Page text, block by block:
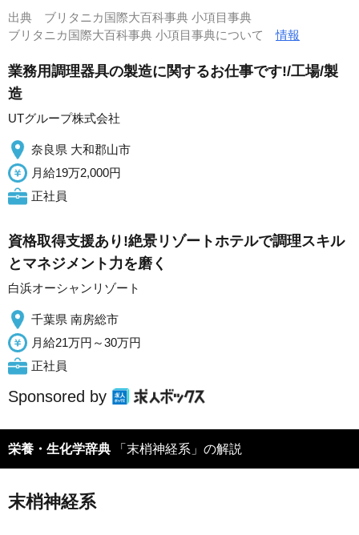
出典 ブリタニカ国際大百科事典 小項目事典
ブリタニカ国際大百科事典 小項目事典について情報
業務用調理器具の製造に関するお仕事です!/工場/製
造
UTグループ株式会社
奈良県 大和郡山市
月給19万2,000円
正社員
資格取得支援あり!絶景リゾートホテルで調理スキル
とマネジメント力を磨く
白浜オーシャンリゾート
千葉県 南房総市
月給21万円～30万円
正社員
Sponsored by
栄養・生化学辞典 「末梢神経系」の解説
末梢神経系